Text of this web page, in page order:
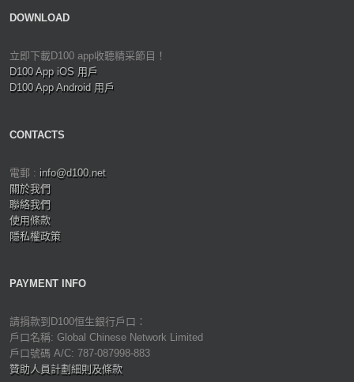
DOWNLOAD
立即下載D100 app收聽精采節目！
D100 App iOS 用戶
D100 App Android 用戶
CONTACTS
電郵 : info@d100.net
關於我們
聯絡我們
使用條款
隱私權政策
PAYMENT INFO
請捐款到D100恒生銀行戶口：
戶口名稱: Global Chinese Network Limited
戶口號碼 A/C: 787-087998-883
贊助人員計劃細則及條款